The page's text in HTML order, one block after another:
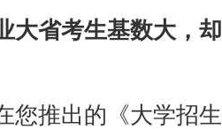
大省考生基数大，
您推出的《大学招